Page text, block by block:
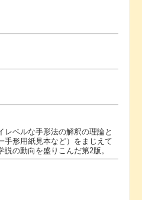
レベルな手形法の解釈の理論と
手形用紙見本など）をまじえて
の動向を盛りこんだ第2版。